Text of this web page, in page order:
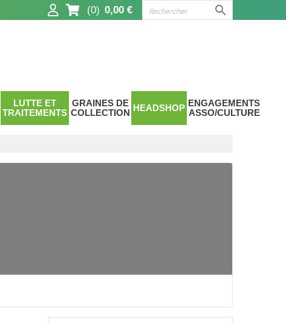
(0) 0,00 € 
LUTTE ET
TRAITEMENTS
GRAINES DE
COLLECTION HEADSHOP ENGAGEMENTS
ASSO/CULTURE